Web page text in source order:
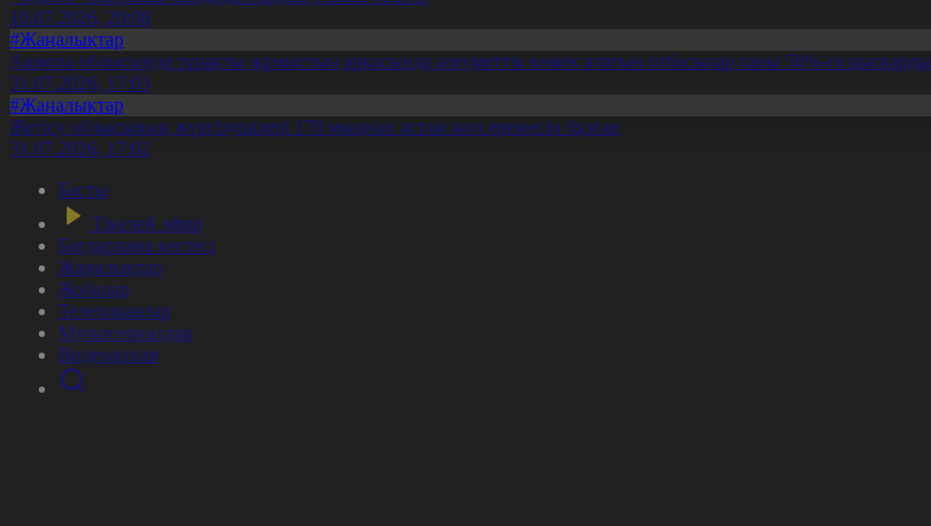
10.07.2026, 20:08
#Жаңалықтар
Ақмола облысында тұрақты жұмыстың арқасында әлеуметтік көмек алатын отбасылар саны 50%-ға қысқарды
31.07.2026, 17:03
#Жаңалықтар
Жетісу облысының жүргізушілері 170 мыңнан астам жол ережесін бұзған
31.07.2026, 17:02
Басты
Тікелей эфир
Бағдарлама кестесі
Жаңалықтар
Жобалар
Телехикаялар
Мультсериалдар
Видеоархив